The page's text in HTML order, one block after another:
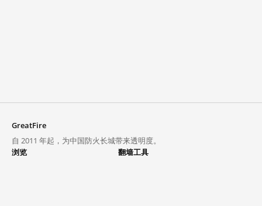
GreatFire
自 2011 年起，为中国防火长城带来透明度。
浏览
翻墙工具